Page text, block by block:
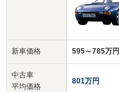
新車価格
中古車
平均価格
595～785万円
801万円